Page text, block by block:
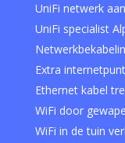
UniFi netwerk
UniFi specialist
Extra
Ethernet kabel
WiFi door
WiFi in de tuin